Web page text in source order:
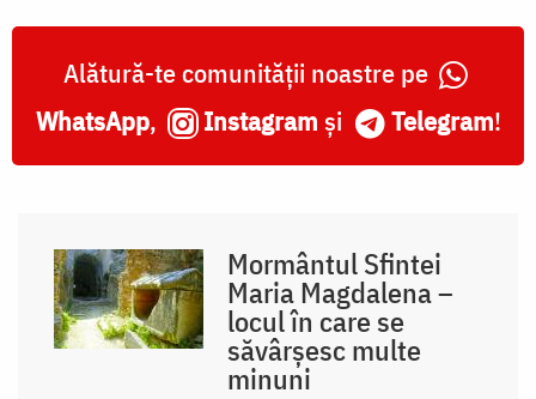
Alătură-te comunității noastre pe
WhatsApp, Instagram și Telegram!
Mormântul Sfintei
Maria Magdalena –
locul în care se
săvârșesc multe
minuni